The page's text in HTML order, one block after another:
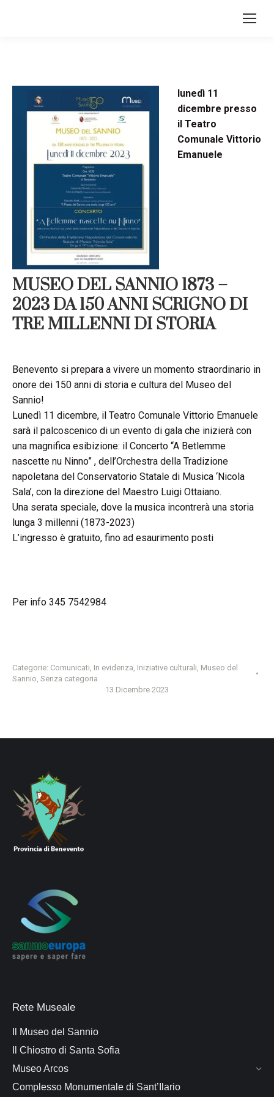
lunedì 11
dicembre presso
il Teatro
Comunale Vittorio
Emanuele
MUSEO DEL SANNIO 1873 –
2023 DA 150 ANNI SCRIGNO DI
TRE MILLENNI DI STORIA
Benevento si prepara a vivere un momento straordinario in
onore dei 150 anni di storia e cultura del Museo del
Sannio!
Lunedì 11 dicembre, il Teatro Comunale Vittorio Emanuele
sarà il palcoscenico di un evento di gala che inizierà con
una magnifica esibizione: il Concerto “A Betlemme
nascette nu Ninno” , dell’Orchestra della Tradizione
napoletana del Conservatorio Statale di Musica ‘Nicola
Sala’, con la direzione del Maestro Luigi Ottaiano.
Una serata speciale, dove la musica incontrerà una storia
lunga 3 millenni (1873-2023)
L’ingresso è gratuito, fino ad esaurimento posti
Per info 345 7542984
Categorie: Comunicati, In evidenza, Iniziative culturali, Museo del
Sannio, Senza categoria
13 Dicembre 2023
Rete Museale
Il Museo del Sannio
Il Chiostro di Santa Sofia
Museo Arcos
Complesso Monumentale di Sant’Ilario